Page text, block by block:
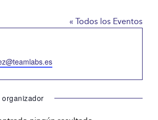
« Todos los Eventos